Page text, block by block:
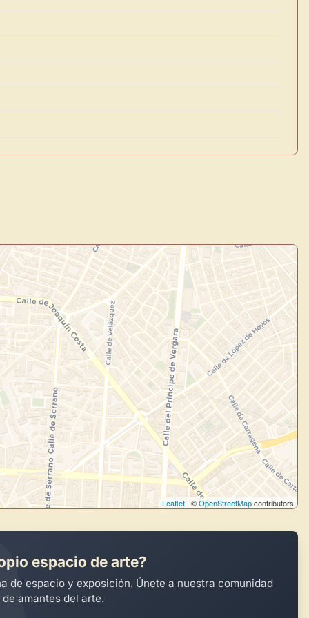
Leaflet | ©OpenStreetMapcontributors
espacio de arte?
de espacio y exposición. Únete a nuestra comunidad
amantes del arte.
Usuario
tu arte.
Explorar obras